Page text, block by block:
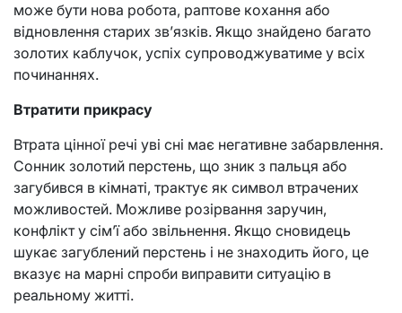
може бути нова робота, раптове кохання або
відновлення старих зв’язків. Якщо знайдено багато
золотих каблучок, успіх супроводжуватиме у всіх
починаннях.
Втратити прикрасу
Втрата цінної речі уві сні має негативне забарвлення.
Сонник золотий перстень, що зник з пальця або
загубився в кімнаті, трактує як символ втрачених
можливостей. Можливе розірвання заручин,
конфлікт у сім’ї або звільнення. Якщо сновидець
шукає загублений перстень і не знаходить його, це
вказує на марні спроби виправити ситуацію в
реальному житті.